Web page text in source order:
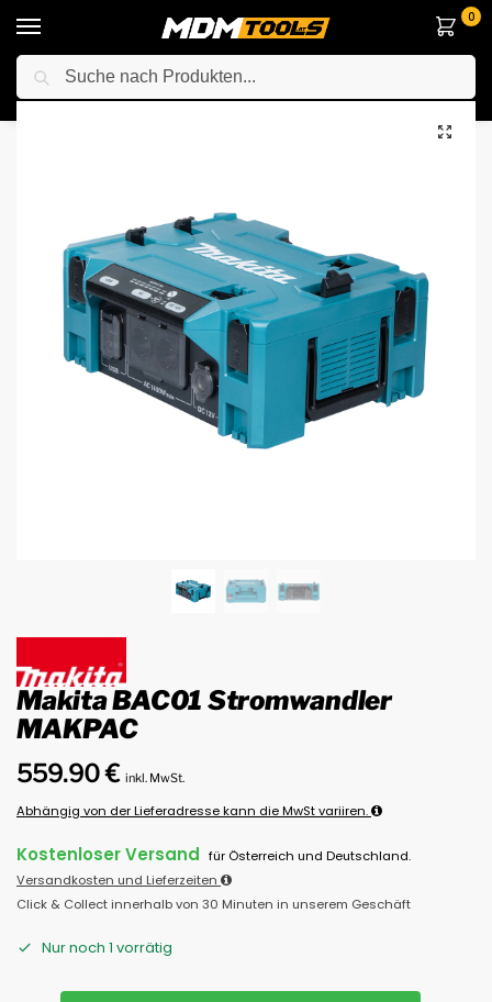
0
Startseite / Zubehör & Handwerkzeuge
Makita BAC01 Stromwandler
MAKPAC
559.90€ inkl. MwSt.
Abhängig von der Lieferadresse kann die MwSt variiren.
Kostenloser Versand für Österreich und Deutschland.
Versandkosten und Lieferzeiten
Click & Collect innerhalb von 30 Minuten in unserem Geschäft
Nur noch 1 vorrätig